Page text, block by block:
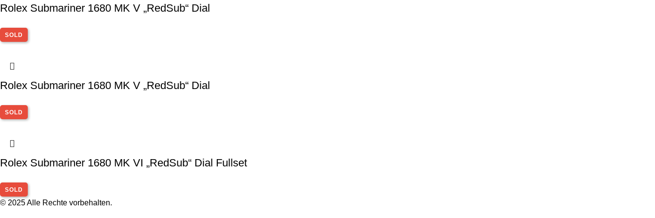
Rolex Submariner 1680 MK V „RedSub“ Dial
SOLD
Rolex Submariner 1680 MK V „RedSub“ Dial
SOLD
Rolex Submariner 1680 MK VI „RedSub“ Dial Fullset
SOLD
© 2025 Alle Rechte vorbehalten.